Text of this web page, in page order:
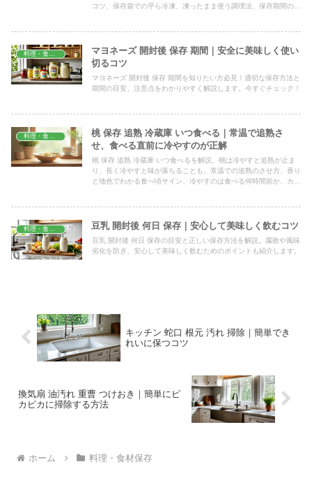
コツ、保存袋での平ら冷凍、凍ったまま使う調理法、保存期間の目
マヨネーズ 開封後 保存 期間｜安全に美味しく使い
切るコツ
マヨネーズ 開封後 保存 期間を知りたい方必見！適切な保存方法と
期間の目安、注意点をわかりやすく解説します。今すぐチェック！
桃 保存 追熟 冷蔵庫 いつ食べる｜常温で追熟さ
せ、食べる直前に冷やすのが正解
桃 保存 追熟 冷蔵庫 いつ食べるを解説。桃は冷やすと追熟が止ま
り、長く冷やすと味が落ちることも。常温での追熟のさせ方、香り
と地色でわかる食べ頃サイン、冷やすのは食べる何時間前か、カッ
豆乳 開封後 何日 保存｜安心して美味しく飲むコツ
豆乳 開封後 何日 保存の目安と正しい保存方法を解説。腐敗や風味
劣化を防ぎ、安心して美味しく飲むためのポイントも紹介します。
キッチン 蛇口 根元 汚れ 掃除｜簡単でき
れいに保つコツ
換気扇 油汚れ 重曹 つけおき｜簡単にピ
カピカに掃除する方法
ホーム 料理・食材保存